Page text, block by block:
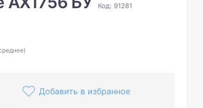
Код: 91281
Добавить в избранное